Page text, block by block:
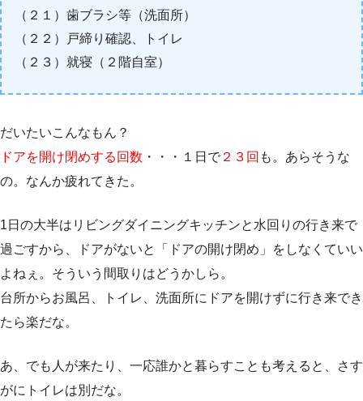
（２１）歯ブラシ等（洗面所）
（２２）戸締り確認、トイレ
（２３）就寝（２階自室）
だいたいこんなもん？
ドアを開け閉めする回数 ・・・１日で ２３回 も。あらそうな
の。なんか疲れてきた。
1日の大半はリビングダイニングキッチンと水回りの行き来で
過ごすから、ドアがないと「ドアの開け閉め」をしなくていい
よねぇ。そういう間取りはどうかしら。
台所からお風呂、トイレ、洗面所にドアを開けずに行き来でき
たら楽だな。
あ、でも人が来たり、一応誰かと暮らすことも考えると、さす
がにトイレは別だな。